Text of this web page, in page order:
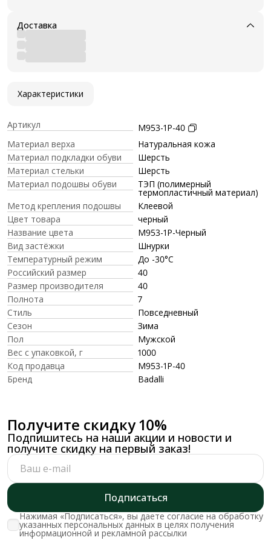
Доставка
Характеристики
Артикул
M953-1P-40
Материал верха
Натуральная кожа
Материал подкладки обуви
Шерсть
Материал стельки
Шерсть
Материал подошвы обуви
ТЭП (полимерный
термопластичный материал)
Метод крепления подошвы
Клеевой
Цвет товара
черный
Название цвета
M953-1P-Черный
Вид застёжки
Шнурки
Температурный режим
До -30°C
Российский размер
40
Размер производителя
40
Полнота
7
Стиль
Повседневный
Сезон
Зима
Пол
Мужской
Вес с упаковкой, г
1000
Код продавца
M953-1P-40
Бренд
Badalli
Получите скидку 10%
Подпишитесь на наши акции и новости и
получите скидку на первый заказ!
Подписаться
Нажимая «Подписаться», вы даете согласие на обработку
указанных персональных данных в целях получения
информационной и рекламной рассылки